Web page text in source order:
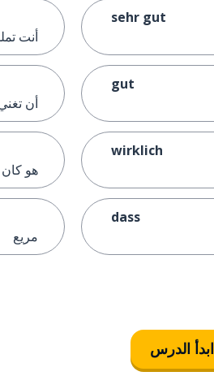
sehr gut
gut
wirklich
dass
أنت
أن
هو كان
مريع
ابدأ الدرس